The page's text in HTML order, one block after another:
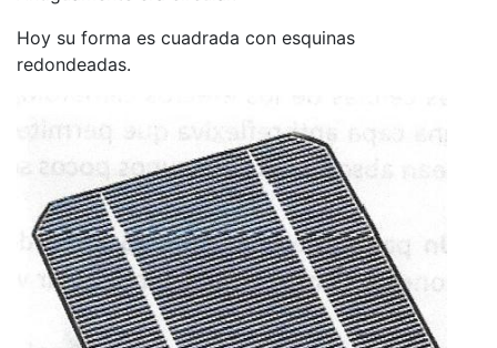
Hoy su forma es cuadrada con esquinas
redondeadas.